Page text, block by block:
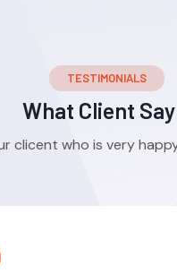
TESTIMONIALS
What Client
clicent who is very